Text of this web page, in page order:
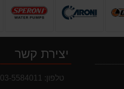
יצירת קשר
טלפון: 03-5584011